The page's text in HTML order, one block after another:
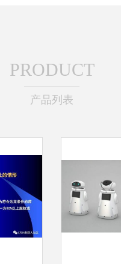
PRODUCT
产品列表